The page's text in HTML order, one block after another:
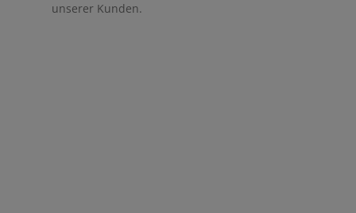
unserer Kunden.